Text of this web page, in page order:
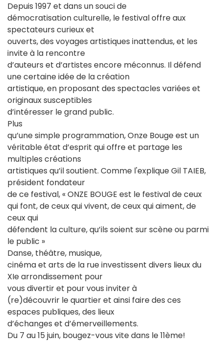
Depuis 1997 et dans un souci de
démocratisation culturelle, le festival offre aux
spectateurs curieux et
ouverts, des voyages artistiques inattendus, et les
invite à la rencontre
d’auteurs et d’artistes encore méconnus. Il défend
une certaine idée de la création
artistique, en proposant des spectacles variées et
originaux susceptibles
d’intéresser le grand public.
Plus
qu’une simple programmation, Onze Bouge est un
véritable état d’esprit qui offre et partage les
multiples créations
artistiques qu’il soutient. Comme l'explique Gil TAIEB,
président fondateur
de ce festival, « ONZE BOUGE est le festival de ceux
qui font, de ceux qui vivent, de ceux qui aiment, de
ceux qui
défendent la culture, qu’ils soient sur scène ou parmi
le public »
Danse, théâtre, musique,
cinéma et arts de la rue investissent divers lieux du
XIe arrondissement pour
vous divertir et pour vous inviter à
(re)découvrir le quartier et ainsi faire des ces
espaces publiques, des lieux
d’échanges et d’émerveillements.
Du 7 au 15 juin, bougez-vous vite dans le 11ème!